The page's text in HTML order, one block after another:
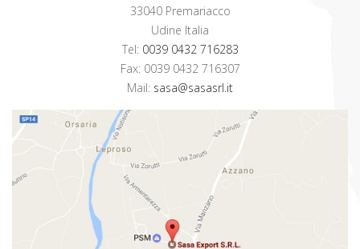
33040 Premariacco
Udine Italia
Tel: 0039 0432 716283
Fax: 0039 0432 716307
Mail: sasa@sasasrl.it